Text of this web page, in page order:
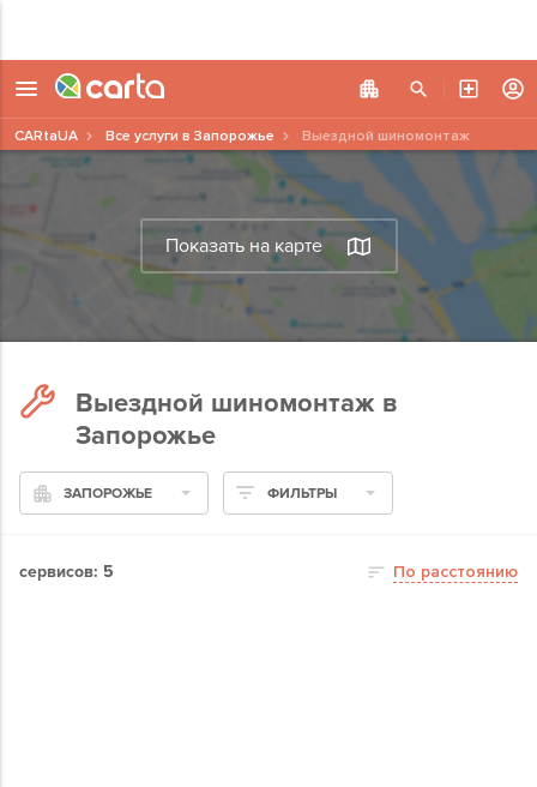
Показать на карте
CARtaUA Все услуги в Запорожье Выездной шиномонтаж
Выездной шиномонтаж в
Запорожье
ЗАПОРОЖЬЕ ФИЛЬТРЫ
сервисов: 5 По расстоянию